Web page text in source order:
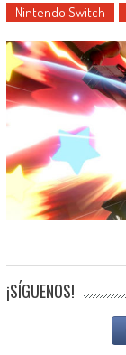
Nintendo Switch
¡SÍGUENOS!